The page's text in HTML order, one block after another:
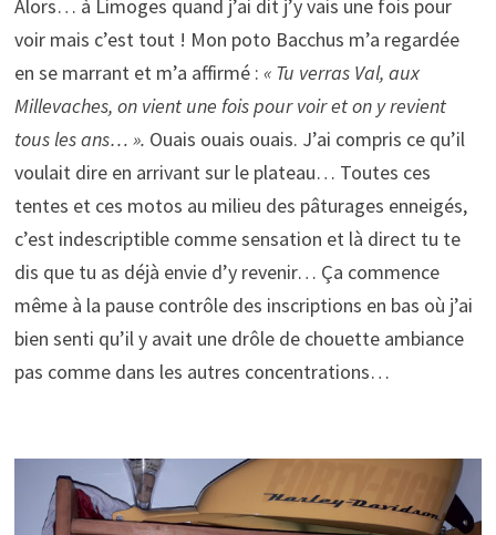
Alors… à Limoges quand j’ai dit j’y vais une fois pour
voir mais c’est tout ! Mon poto Bacchus m’a regardée
en se marrant et m’a affirmé : « Tu verras Val, aux
Millevaches, on vient une fois pour voir et on y revient
tous les ans… ». Ouais ouais ouais. J’ai compris ce qu’il
voulait dire en arrivant sur le plateau… Toutes ces
tentes et ces motos au milieu des pâturages enneigés,
c’est indescriptible comme sensation et là direct tu te
dis que tu as déjà envie d’y revenir… Ça commence
même à la pause contrôle des inscriptions en bas où j’ai
bien senti qu’il y avait une drôle de chouette ambiance
pas comme dans les autres concentrations…